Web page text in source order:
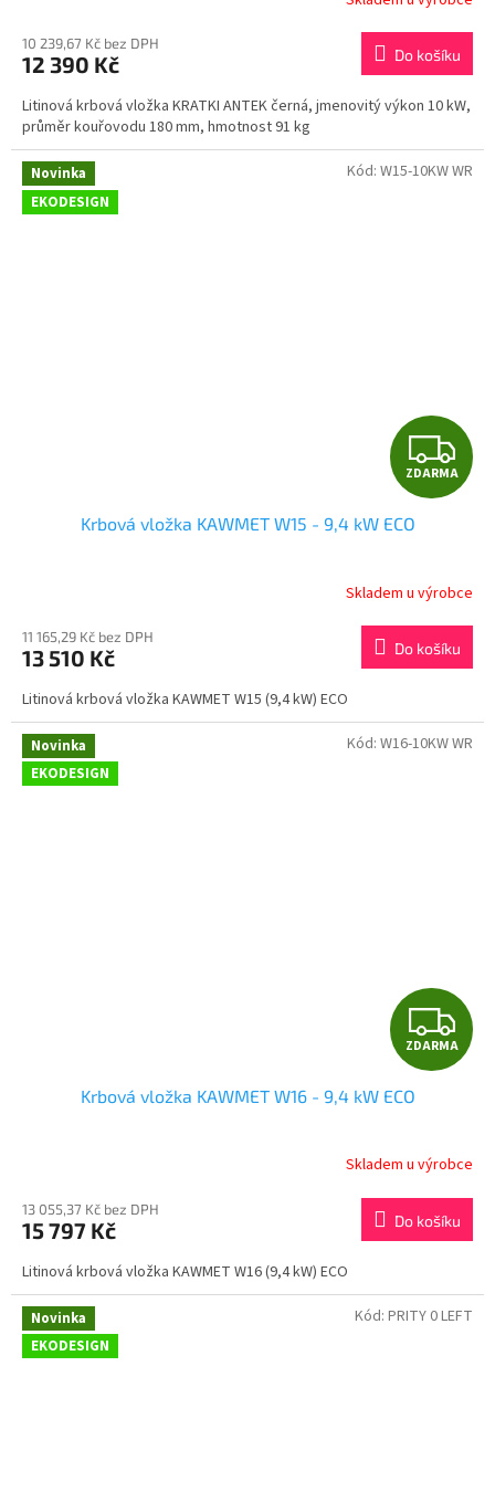
M
A
10 239,67 Kč bez DPH
12 390 Kč Do košíku
Litinová krbová vložka KRATKI ANTEK černá, jmenovitý výkon 10 kW,
průměr kouřovodu 180 mm, hmotnost 91 kg
Novinka
EKODESIGN
Z
D
R
M
A
ZDARMA
Krbová vložka KAWMET W15 - 9,4 kW ECO
Skladem u výrobce
11 165,29 Kč bez DPH
13 510 Kč Do košíku
Litinová krbová vložka KAWMET W15 (9,4 kW) ECO
Kód: W15-10KW WR
Novinka
EKODESIGN
Z
D
R
M
A
ZDARMA
Krbová vložka KAWMET W16 - 9,4 kW ECO
Skladem u výrobce
13 055,37 Kč bez DPH
15 797 Kč Do košíku
Litinová krbová vložka KAWMET W16 (9,4 kW) ECO
Kód: W16-10KW WR
Novinka
EKODESIGN
Kód: PRITY 0 LEFT